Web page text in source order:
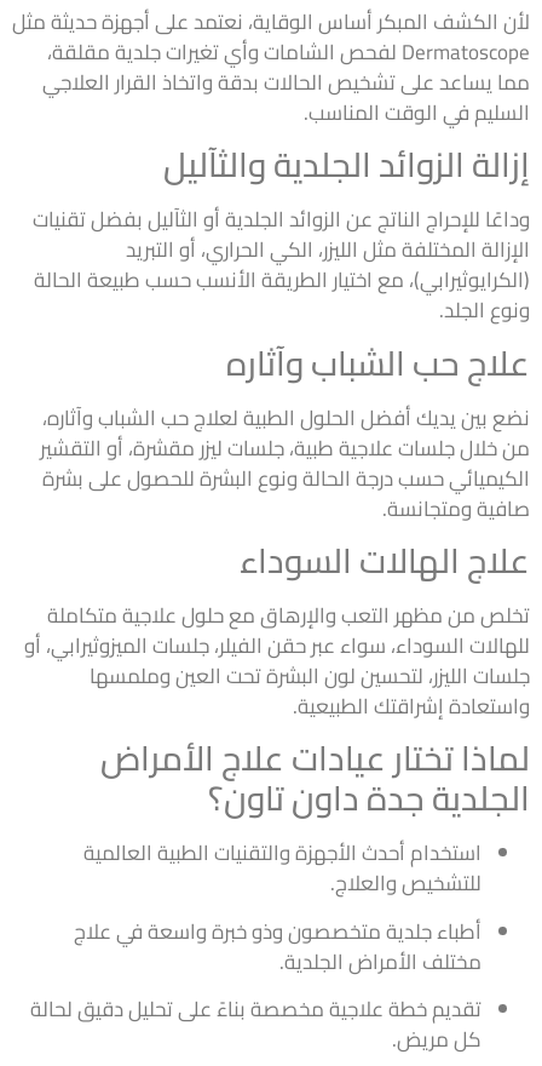
لأن الكشف المبكر أساس الوقاية، نعتمد على أجهزة حديثة مثل
Dermatoscope لفحص الشامات وأي تغيرات جلدية مقلقة،
مما يساعد على تشخيص الحالات بدقة واتخاذ القرار العلاجي
السليم في الوقت المناسب.
إزالة الزوائد الجلدية والثآليل
وداعًا للإحراج الناتج عن الزوائد الجلدية أو الثآليل بفضل تقنيات
الإزالة المختلفة مثل الليزر، الكي الحراري، أو التبريد
(الكرايوثيرابي)، مع اختيار الطريقة الأنسب حسب طبيعة الحالة
ونوع الجلد.
علاج حب الشباب وآثاره
نضع بين يديك أفضل الحلول الطبية لعلاج حب الشباب وآثاره،
من خلال جلسات علاجية طبية، جلسات ليزر مقشرة، أو التقشير
الكيميائي حسب درجة الحالة ونوع البشرة للحصول على بشرة
صافية ومتجانسة.
علاج الهالات السوداء
تخلص من مظهر التعب والإرهاق مع حلول علاجية متكاملة
للهالات السوداء، سواء عبر حقن الفيلر، جلسات الميزوثيرابي، أو
جلسات الليزر، لتحسين لون البشرة تحت العين وملمسها
واستعادة إشراقتك الطبيعية.
لماذا تختار عيادات علاج الأمراض
الجلدية جدة داون تاون؟
استخدام أحدث الأجهزة والتقنيات الطبية العالمية
للتشخيص والعلاج.
أطباء جلدية متخصصون وذو خبرة واسعة في علاج
مختلف الأمراض الجلدية.
تقديم خطة علاجية مخصصة بناءً على تحليل دقيق لحالة
كل مريض.